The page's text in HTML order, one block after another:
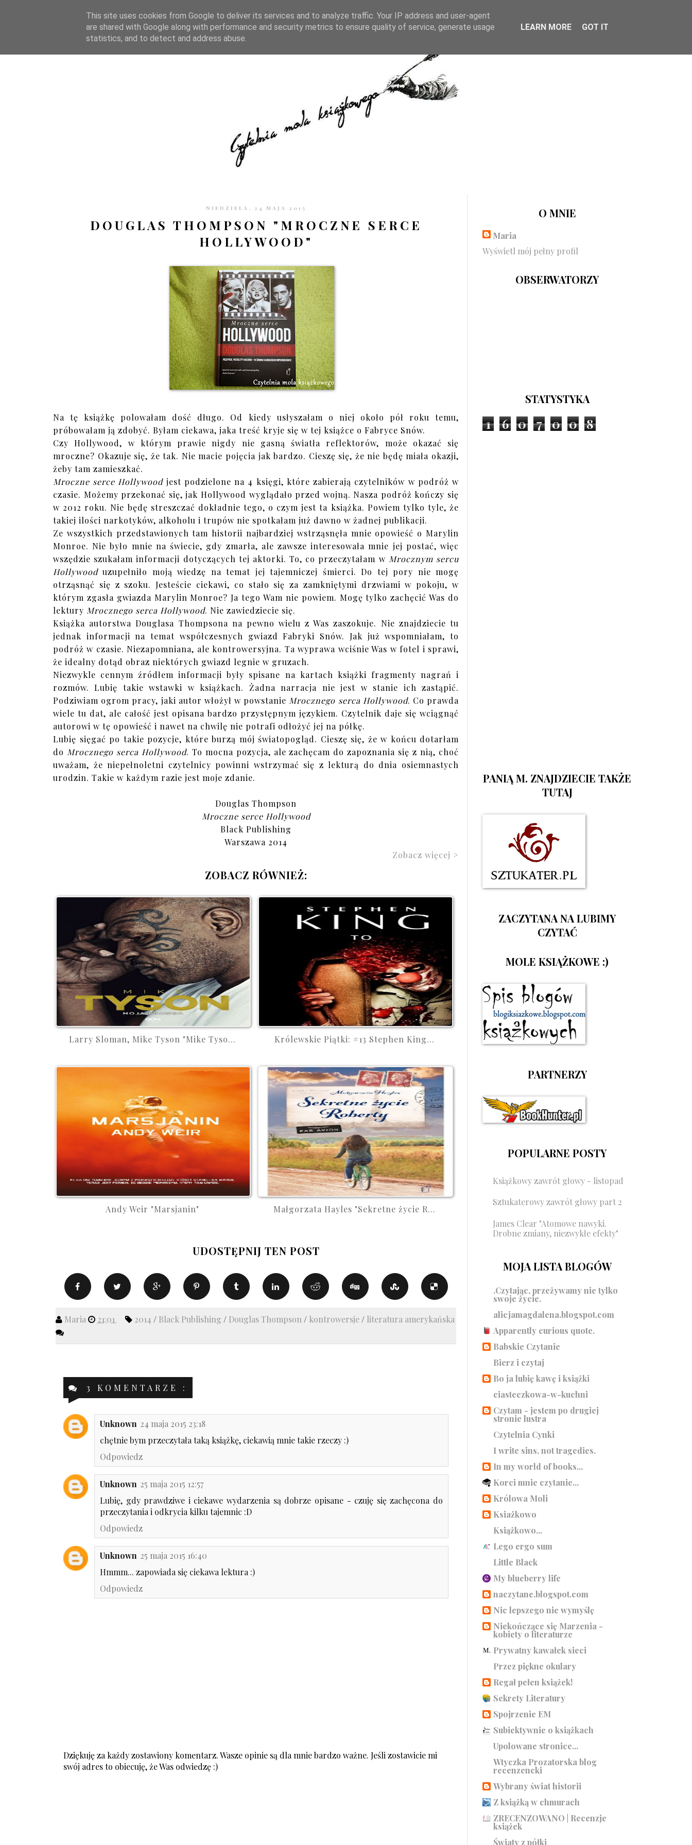
STRONA GŁÓWNA WSPÓŁPRACA RECENZJE O STRONIE KONTAKT CZYTELNIA PO GODZINACH
NIEDZIELA, 24 MAJA 2015
DOUGLAS THOMPSON "MROCZNE SERCE
HOLLYWOOD"
Na tę książkę polowałam dość długo. Od kiedy usłyszałam o niej około pół roku temu,
próbowałam ją zdobyć. Byłam ciekawa, jaka treść kryje się w tej książce o Fabryce Snów.
Czy Hollywood, w którym prawie nigdy nie gasną światła reflektorów, może okazać się
mroczne? Okazuje się, że tak. Nie macie pojęcia jak bardzo. Cieszę się, że nie będę miała okazji,
żeby tam zamieszkać.
Mroczne serce Hollywoodjest podzielone na 4 księgi, które zabierają czytelników w podróż w
czasie. Możemy przekonać się, jak Hollywood wyglądało przed wojną. Nasza podróż kończy się
w 2012 roku. Nie będę streszczać dokładnie tego, o czym jest ta książka. Powiem tylko tyle, że
takiej ilości narkotyków, alkoholu i trupów nie spotkałam już dawno w żadnej publikacji.
Ze wszystkich przedstawionych tam historii najbardziej wstrząsnęła mnie opowieść o Marylin
Monroe. Nie było mnie na świecie, gdy zmarła, ale zawsze interesowała mnie jej postać, więc
wszędzie szukałam informacji dotyczących tej aktorki. To, co przeczytałam w Mrocznym sercu
Hollywooduzupełniło moją wiedzę na temat jej tajemniczej śmierci. Do tej pory nie mogę
otrząsnąć się z szoku. Jesteście ciekawi, co stało się za zamkniętymi drzwiami w pokoju, w
którym zgasła gwiazda Marylin Monroe? Ja tego Wam nie powiem. Mogę tylko zachęcić Was do
lektury Mrocznego serca Hollywood. Nie zawiedziecie się.
Książka autorstwa Douglasa Thompsona na pewno wielu z Was zaszokuje. Nie znajdziecie tu
jednak informacji na temat współczesnych gwiazd Fabryki Snów. Jak już wspomniałam, to
podróż w czasie. Niezapomniana, ale kontrowersyjna. Ta wyprawa wciśnie Was w fotel i sprawi,
że idealny dotąd obraz niektórych gwiazd legnie w gruzach.
Niezwykle cennym źródłem informacji były spisane na kartach książki fragmenty nagrań i
rozmów. Lubię takie wstawki w książkach. Żadna narracja nie jest w stanie ich zastąpić.
Podziwiam ogrom pracy, jaki autor włożył w powstanie Mrocznego serca Hollywood. Co prawda
wiele tu dat, ale całość jest opisana bardzo przystępnym językiem. Czytelnik daje się wciągnąć
autorowi w tę opowieść i nawet na chwilę nie potrafi odłożyć jej na półkę.
Lubię sięgać po takie pozycje, które burzą mój światopogląd. Cieszę się, że w końcu dotarłam
do Mrocznego serca Hollywood. To mocna pozycja, ale zachęcam do zapoznania się z nią, choć
uważam, że niepełnoletni czytelnicy powinni wstrzymać się z lekturą do dnia osiemnastych
urodzin. Takie w każdym razie jest moje zdanie.
Douglas Thompson
Mroczne serce Hollywood
Black Publishing
Warszawa 2014
Zobacz więcej >
ZOBACZ RÓWNIEŻ:
Larry Sloman, Mike Tyson "Mike Tyso... Królewskie Piątki: #13 Stephen King...
Andy Weir "Marsjanin" Małgorzata Hayles "Sekretne życie R...
UDOSTĘPNIJ TEN POST
Maria 21:01 2014 / Black Publishing / Douglas Thompson / kontrowersje / literatura amerykańska
3 KOMENTARZE :
Unknown 24 maja 2015 23:18
chętnie bym przeczytała taką książkę, ciekawią mnie takie rzeczy :)
Odpowiedz
Unknown 25 maja 2015 12:57
Lubię, gdy prawdziwe i ciekawe wydarzenia są dobrze opisane - czuję się zachęcona do
przeczytania i odkrycia kilku tajemnic :D
Odpowiedz
Unknown 25 maja 2015 16:40
Hmmm... zapowiada się ciekawa lektura :)
Odpowiedz
Dziękuję za każdy zostawiony komentarz. Wasze opinie są dla mnie bardzo ważne. Jeśli zostawicie mi
swój adres to obiecuję, że Was odwiedzę :)
O MNIE
Maria
Wyświetl mój pełny profil
OBSERWATORZY
STATYSTYKA
1 6 0 7 0 0 8
PANIĄ M. ZNAJDZIECIE TAKŻE
TUTAJ
ZACZYTANA NA LUBIMY
CZYTAĆ
MOLE KSIĄŻKOWE :)
PARTNERZY
POPULARNE POSTY
Książkowy zawrót głowy - listopad
Sztukaterowy zawrót głowy part 2
James Clear "Atomowe nawyki.
Drobne zmiany, niezwykłe efekty"
MOJA LISTA BLOGÓW
.Czytając, przeżywamy nie tylko
swoje życie.
alicjamagdalena.blogspot.com
Apparently curious quote.
Babskie Czytanie
Bierz i czytaj
Bo ja lubię kawę i książki
ciasteczkowa-w-kuchni
Czytam - jestem po drugiej
stronie lustra
Czytelnia Cynki
I write sins, not tragedies.
In my world of books...
Korci mnie czytanie...
Królowa Moli
Ksiażkowo
Książkowo...
Lego ergo sum
Little Black
My blueberry life
naczytane.blogspot.com
Nic lepszego nie wymyślę
Niekończące się Marzenia -
kobiety o literaturze
Prywatny kawałek sieci
Przez piękne okulary
Regał pełen książek!
Sekrety Literatury
Spojrzenie EM
Subiektywnie o książkach
Upolowane stronice...
Wtyczka Prozatorska blog
recenzencki
Wybrany świat historii
Z książką w chmurach
ZRECENZOWANO | Recenzje
książek
Światy z półki
This site uses cookies from Google to deliver its services and to analyze traffic. Your IP address and user-agent
are shared with Google along with performance and security metrics to ensure quality of service, generate usage
statistics, and to detect and address abuse.
LEARN MORE GOT IT